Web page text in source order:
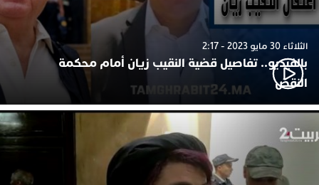
الثلاثاء 30 مايو 2023 - 2:17
بالفيديو.. تفاصيل قضية النقيب زيان أمام محكمة
النقض